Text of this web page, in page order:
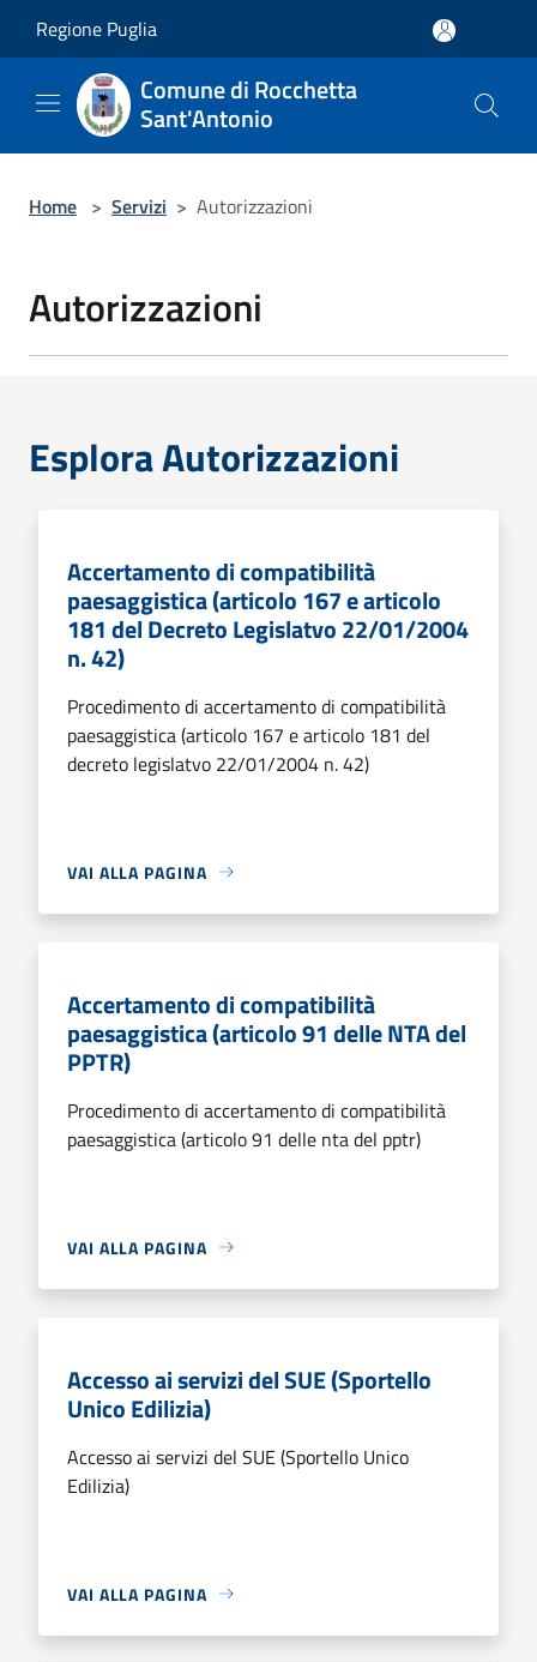
Regione Puglia
Comune di Rocchetta
Sant'Antonio
Home > Servizi > Autorizzazioni
Autorizzazioni
Esplora Autorizzazioni
Accertamento di compatibilità
paesaggistica (articolo 167 e articolo
181 del Decreto Legislatvo 22/01/2004
n. 42)
Procedimento di accertamento di compatibilità
paesaggistica (articolo 167 e articolo 181 del
decreto legislatvo 22/01/2004 n. 42)
VAI ALLA PAGINA
Accertamento di compatibilità
paesaggistica (articolo 91 delle NTA del
PPTR)
Procedimento di accertamento di compatibilità
paesaggistica (articolo 91 delle nta del pptr)
VAI ALLA PAGINA
Accesso ai servizi del SUE (Sportello
Unico Edilizia)
Accesso ai servizi del SUE (Sportello Unico
Edilizia)
VAI ALLA PAGINA